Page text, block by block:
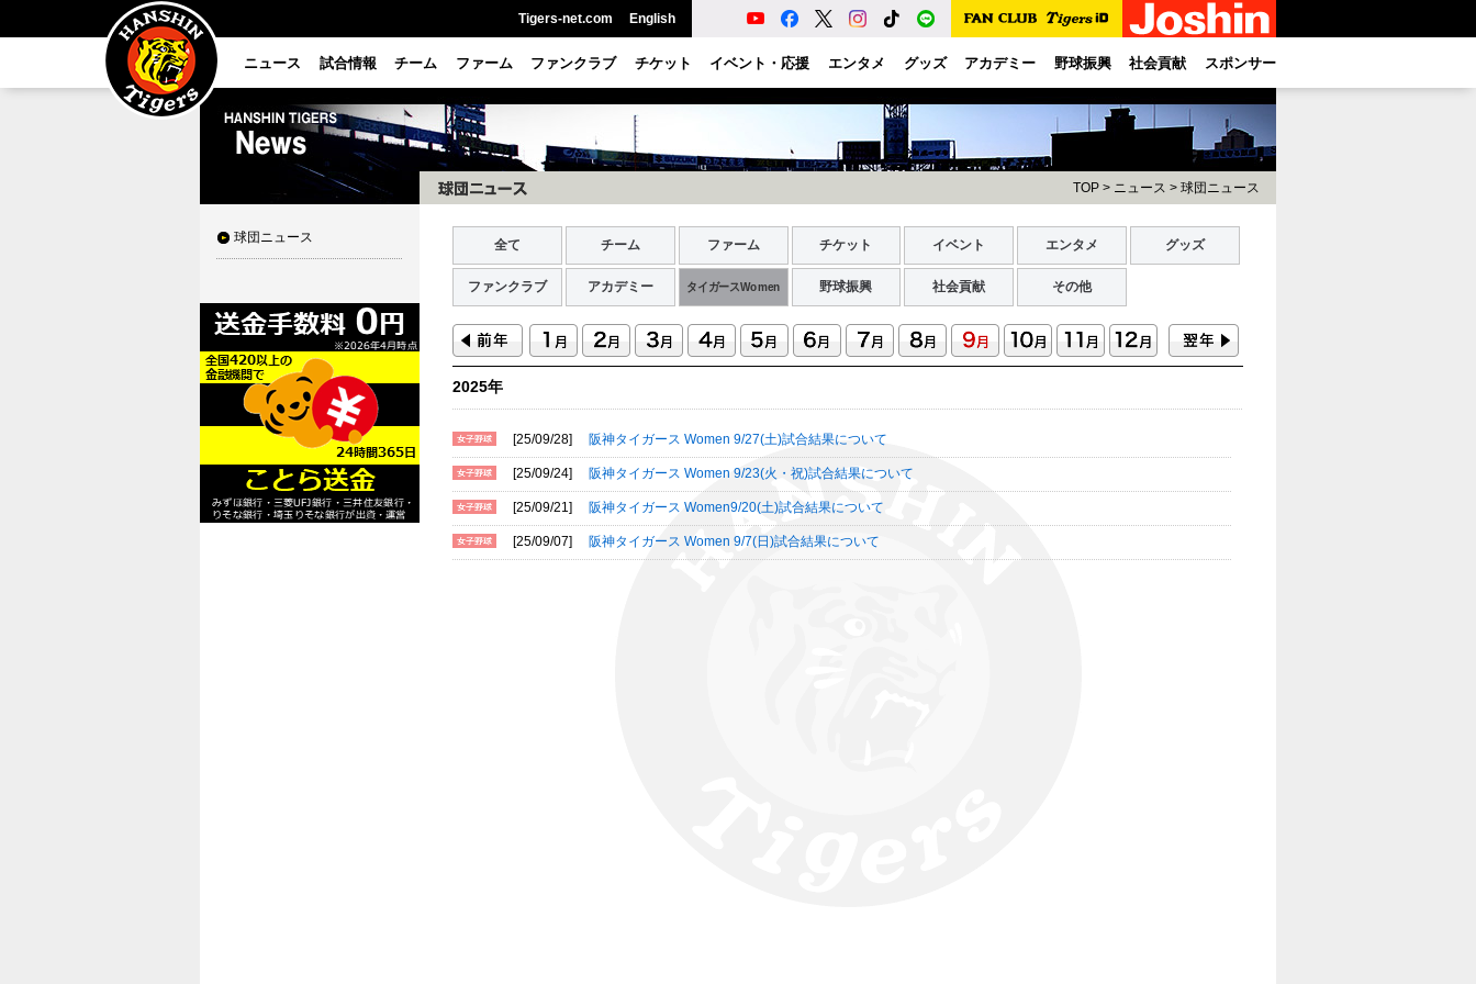
Tigers-net.com English
ニュース 試合情報 チーム ファーム ファンクラブ チケット イベント・応援 エンタメ グッズ アカデミー 野球振興 社会貢献 スポンサー
球団ニュース
TOP > ニュース > 球団ニュース
全て チーム ファーム チケット イベント エンタメ グッズ
ファンクラブ アカデミー タイガースWomen 野球振興 社会貢献 その他
2025年
[25/09/28] 阪神タイガース Women 9/27(土)試合結果について
[25/09/24] 阪神タイガース Women 9/23(火・祝)試合結果について
[25/09/21] 阪神タイガース Women9/20(土)試合結果について
[25/09/07] 阪神タイガース Women 9/7(日)試合結果について